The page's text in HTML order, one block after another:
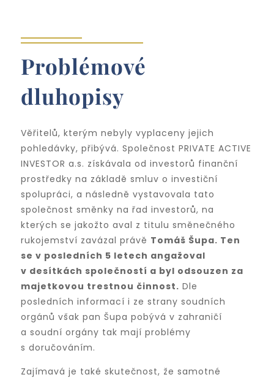
Problémové
dluhopisy
Věřitelů, kterým nebyly vyplaceny jejich
pohledávky, přibývá. Společnost PRIVATE ACTIVE
INVESTOR a.s. získávala od investorů finanční
prostředky na základě smluv o investiční
spolupráci, a následně vystavovala tato
společnost směnky na řad investorů, na
kterých se jakožto aval z titulu směnečného
rukojemství zavázal právě Tomáš Šupa. Ten
se v posledních 5 letech angažoval
v desítkách společností a byl odsouzen za
majetkovou trestnou činnost. Dle
posledních informací i ze strany soudních
orgánů však pan Šupa pobývá v zahraničí
a soudní orgány tak mají problémy
s doručováním.
Zajímavá je také skutečnost, že samotné